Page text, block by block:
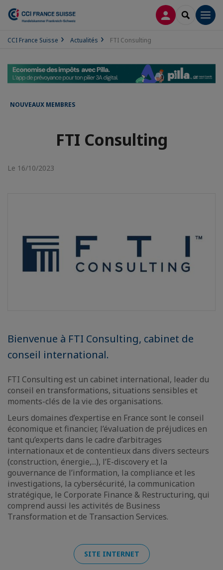
CONNEXION
CCI France Suisse Actualités FTI Consulting
NOUVEAUX MEMBRES
FTI Consulting
Le 16/10/2023
Bienvenue à FTI Consulting, cabinet de
conseil international.
FTI Consulting est un cabinet international, leader du
conseil en transformations, situations sensibles et
moments-clés de la vie des organisations.
Leurs domaines d’expertise en France sont le conseil
économique et financier, l’évaluation de préjudices en
tant qu’experts dans le cadre d’arbitrages
internationaux et de contentieux dans divers secteurs
(construction, énergie,...), l’E-discovery et la
gouvernance de l’information, la compliance et les
investigations, la cybersécurité, la communication
stratégique, le Corporate Finance & Restructuring, qui
comprend aussi les activités de Business
Transformation et de Transaction Services.
SITE INTERNET